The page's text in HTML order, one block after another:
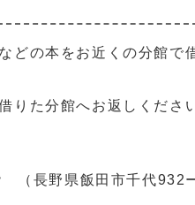
どの本をお近くの分館で
りた分館へお返しくださ
長野県飯田市千代932